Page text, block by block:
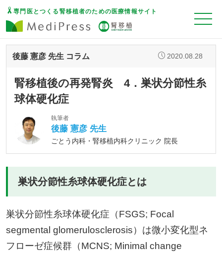
専門医とつくる腎移植者のための医療情報サイト
後藤 憲彦 先生 コラム 2020.08.28
腎移植後の再発腎炎 4．巣状分節性糸
球体硬化症
執筆者
後藤 憲彦 先生
ごとう内科・腎移植内科クリニック 院長
巣状分節性糸球体硬化症とは
巣状分節性糸球体硬化症（FSGS; Focal
segmental glomerulosclerosis）は微小変化型ネ
フローゼ症候群（MCNS; Minimal change